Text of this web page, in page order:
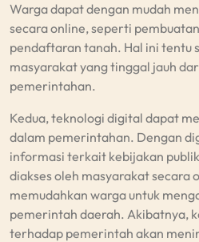
Warga dapat dengan mudah
secara online, seperti
pendaftaran tanah. Hal ini tentu
masyarakat yang tinggal jauh
pemerintahan.
Kedua, teknologi digital dapat
dalam pemerintahan. Dengan
informasi terkait kebijakan
diakses oleh masyarakat secara
memudahkan warga untuk
pemerintah daerah. Akibatnya,
terhadap pemerintah akan